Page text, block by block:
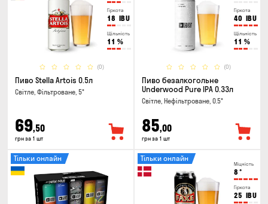
Гіркота
18 IBU
Щільність
11 %
(0)
Пиво Stella Artois 0.5л
Світле, Фільтроване, 5°
69,50
грн за 1 шт
Гіркота
40 IBU
Щільність
11 %
(0)
Пиво безалкогольне
Underwood Pure IPA 0.33л
Світле, Нефільтроване, 0.5°
85,00
грн за 1 шт
Тільки онлайн
Міцність
8 °
Гіркота
25 IBU
Тільки онлайн